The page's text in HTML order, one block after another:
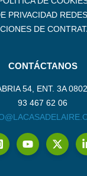
PRIVACIDAD
DE
CONTÁCTANOS
54, ENT. 3A
93 467 62 06